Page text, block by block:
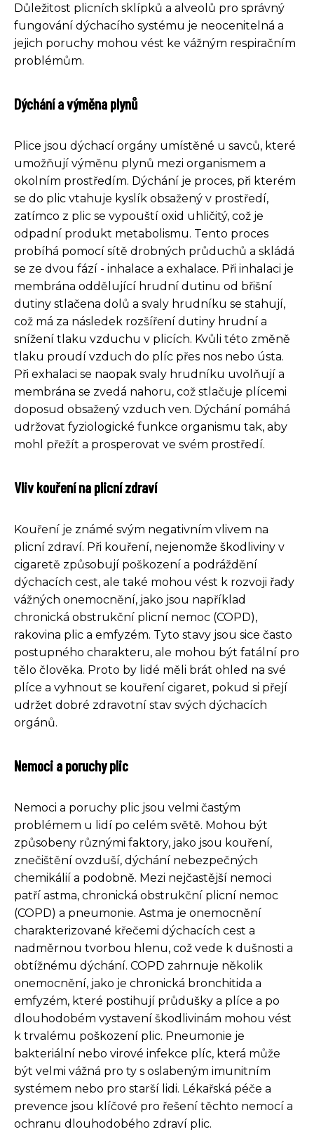
Důležitost plicních sklípků a alveolů pro správný
fungování dýchacího systému je neocenitelná a
jejich poruchy mohou vést ke vážným respiračním
problémům.
Dýchání a výměna plynů
Plice jsou dýchací orgány umístěné u savců, které
umožňují výměnu plynů mezi organismem a
okolním prostředím. Dýchání je proces, při kterém
se do plic vtahuje kyslík obsažený v prostředí,
zatímco z plic se vypouští oxid uhličitý, což je
odpadní produkt metabolismu. Tento proces
probíhá pomocí sítě drobných průduchů a skládá
se ze dvou fází - inhalace a exhalace. Při inhalaci je
membrána oddělující hrudní dutinu od břišní
dutiny stlačena dolů a svaly hrudníku se stahují,
což má za následek rozšíření dutiny hrudní a
snížení tlaku vzduchu v plicích. Kvůli této změně
tlaku proudí vzduch do plíc přes nos nebo ústa.
Při exhalaci se naopak svaly hrudníku uvolňují a
membrána se zvedá nahoru, což stlačuje plícemi
doposud obsažený vzduch ven. Dýchání pomáhá
udržovat fyziologické funkce organismu tak, aby
mohl přežít a prosperovat ve svém prostředí.
Vliv kouření na plicní zdraví
Kouření je známé svým negativním vlivem na
plicní zdraví. Při kouření, nejenomže škodliviny v
cigaretě způsobují poškození a podráždění
dýchacích cest, ale také mohou vést k rozvoji řady
vážných onemocnění, jako jsou například
chronická obstrukční plicní nemoc (COPD),
rakovina plic a emfyzém. Tyto stavy jsou sice často
postupného charakteru, ale mohou být fatální pro
tělo člověka. Proto by lidé měli brát ohled na své
plíce a vyhnout se kouření cigaret, pokud si přejí
udržet dobré zdravotní stav svých dýchacích
orgánů.
Nemoci a poruchy plic
Nemoci a poruchy plic jsou velmi častým
problémem u lidí po celém světě. Mohou být
způsobeny různými faktory, jako jsou kouření,
znečištění ovzduší, dýchání nebezpečných
chemikálií a podobně. Mezi nejčastější nemoci
patří astma, chronická obstrukční plicní nemoc
(COPD) a pneumonie. Astma je onemocnění
charakterizované křečemi dýchacích cest a
nadměrnou tvorbou hlenu, což vede k dušnosti a
obtížnému dýchání. COPD zahrnuje několik
onemocnění, jako je chronická bronchitida a
emfyzém, které postihují průdušky a plíce a po
dlouhodobém vystavení škodlivinám mohou vést
k trvalému poškození plic. Pneumonie je
bakteriální nebo virové infekce plíc, která může
být velmi vážná pro ty s oslabeným imunitním
systémem nebo pro starší lidi. Lékařská péče a
prevence jsou klíčové pro řešení těchto nemocí a
ochranu dlouhodobého zdraví plic.